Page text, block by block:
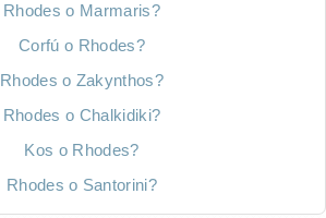
Rhodes o Marmaris?
Corfú o Rhodes?
Rhodes o Zakynthos?
Rhodes o Chalkidiki?
Kos o Rhodes?
Rhodes o Santorini?